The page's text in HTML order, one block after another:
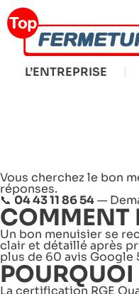
L’ENTREPRISE
Vous cherchez le bon
réponses.
📞04 43 11 86 54—
COMMENT
Un bon menuisier se
clair et détaillé après
plus de 60 avis Google
POURQUOI
La certification RGE